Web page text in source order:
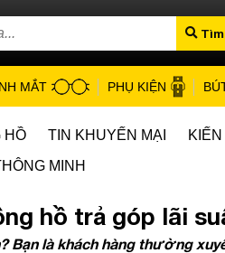
MẮT PHỤ KIỆN
HỒ TIN KHUYẾN MẠI
MINH
hồ trả góp lãi
Bạn là khách hàng thường